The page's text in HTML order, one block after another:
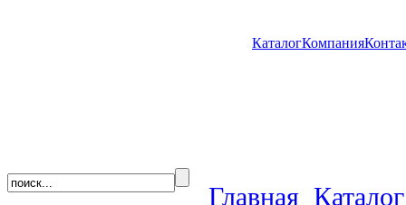
КаталогКомпания
Главная Каталог